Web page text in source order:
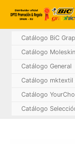
Catálogo BiC
Catálogo
Catálogo General
Catálogo mktextil
Catálogo
Catálogo